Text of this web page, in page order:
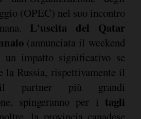
(OPEC) nel suo incontro
L'uscita del Qatar
(annunciata il weekend
un impatto significativo se
la Russia, rispettivamente il
partner più grandi
spingeranno per i tagli